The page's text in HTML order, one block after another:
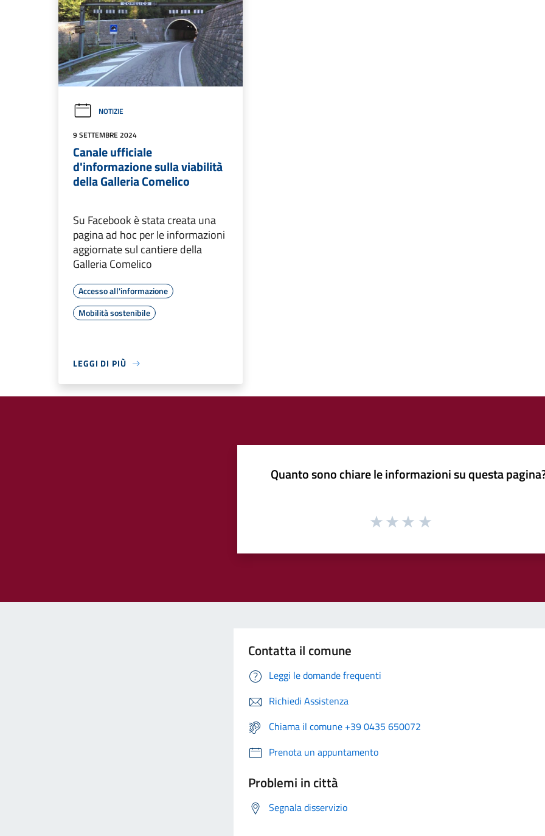
NOTIZIE
9 SETTEMBRE 2024
Canale ufficiale
d'informazione sulla viabilità
della Galleria Comelico
Su Facebook è stata creata una
pagina ad hoc per le informazioni
aggiornate sul cantiere della
Galleria Comelico
Accesso all'informazione
Mobilità sostenibile
LEGGI DI PIÙ
Quanto sono chiare le informazioni su questa
Contatta il comune
Leggi le domande frequenti
Richiedi Assistenza
Chiama il comune +39 0435 650072
Prenota un appuntamento
Problemi in città
Segnala disservizio